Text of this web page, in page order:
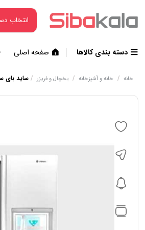
دسته بندی کالاها صفحه اصلی
خانه / خانه و آشپزخانه / یخچال و فریزر /ساید بای